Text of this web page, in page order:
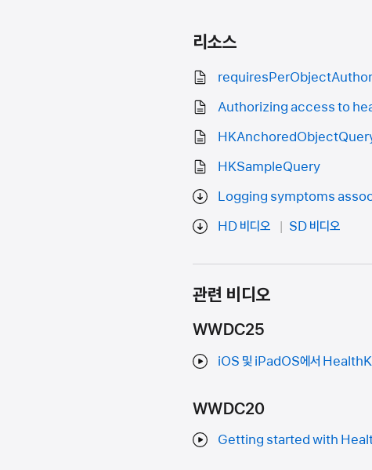
리소스
Authorizing access to
HKSampleQuery
Logging symptoms
HD 비디오
SD 비디오
관련 비디오
WWDC25
iOS 및 iPadOS에서 HealthKit
WWDC20
Getting started with